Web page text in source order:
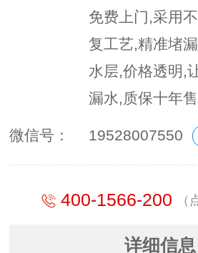
免费上门,采用
复工艺,精准堵
水层,价格透明,
漏水,质保十年
微信号： 19528007550
400-1566-200 （
详细信息